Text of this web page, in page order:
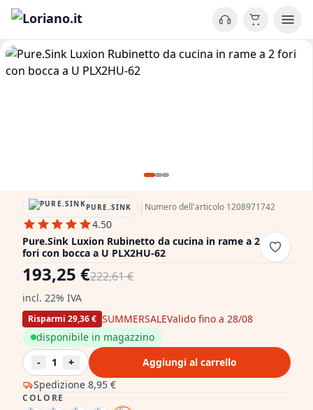
PURE.SINK | Numero dell'articolo 1208971742
4.50
Pure.Sink Luxion Rubinetto da cucina in rame a 2
fori con bocca a U PLX2HU-62
193,25 €222,61 €
incl. 22% IVA
Risparmi 29,36 € SUMMERSALEValido fino a 28/08
Spedizione 8,95 €
disponibile in magazzino
-
1 + Aggiungi al carrello
COLORE